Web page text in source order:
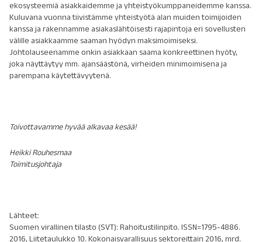
ekosysteemiä asiakkaidemme ja yhteistyökumppaneidemme kanssa.
Kuluvana vuonna tiivistämme yhteistyötä alan muiden toimijoiden
kanssa ja rakennamme asiakaslähtöisesti rajapintoja eri sovellusten
välille asiakkaamme saaman hyödyn maksimoimiseksi.
Johtolauseenamme onkin asiakkaan saama konkreettinen hyöty,
joka näyttäytyy mm. ajansäästönä, virheiden minimoimisena ja
parempana käytettävyytenä.
Toivottavamme hyvää alkavaa kesää!
Heikki Rouhesmaa
Toimitusjohtaja
Lähteet:
Suomen virallinen tilasto (SVT): Rahoitustilinpito. ISSN=1795-4886.
2016, Liitetaulukko 10. Kokonaisvarallisuus sektoreittain 2016, mrd.